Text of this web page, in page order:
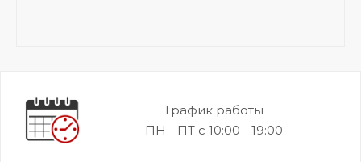
График работы
ПН - ПТ с 10:00 - 19:00